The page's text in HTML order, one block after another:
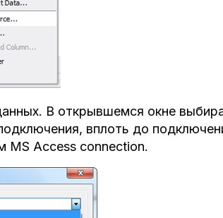
В открывшемся окне
вплоть до
Access connection.